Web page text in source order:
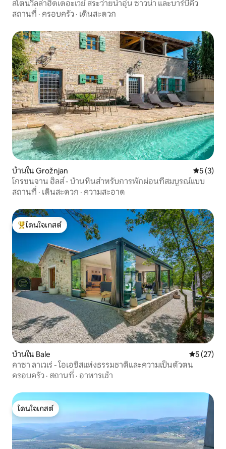
สโตนวิลล่าฮิดเดอะเวย์ สระว่ายน้ำอุ่น ซาวน่า และบาร์บีคิว
สถานที่ · ครอบครัว · เดินสะดวก
บ้านใน Grožnjan คะแนนเฉ
5 (3)
โกรซนจาน ฮิลส์ - บ้านหินสำหรับการพักผ่อนที่สมบูรณ์แบบ
สถานที่ · เดินสะดวก · ความสะอาด
โดนใจเกสต์ที่สุด
โดนใจเกสต์
บ้านใน Bale คะแนนเฉลี่
5 (27)
คาซา ลาเวเร่ - โอเอซิสแห่งธรรมชาติและความเป็นตัวตน
ครอบครัว · สถานที่ · อาหารเช้า
โดนใจเกสต์
โดนใจเกสต์